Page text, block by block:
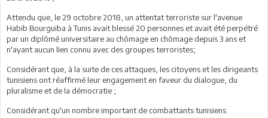
Attendu que, le 29 octobre 2018, un attentat terroriste sur l'avenue
Habib Bourguiba à Tunis avait blessé 20 personnes et avait été perpétré
par un diplômé universitaire au chômage en chômage depuis 3 ans et
n'ayant aucun lien connu avec des groupes terroristes;
Considérant que, à la suite de ces attaques, les citoyens et les dirigeants
tunisiens ont réaffirmé leur engagement en faveur du dialogue, du
pluralisme et de la démocratie ;
Considérant qu'un nombre important de combattants tunisiens